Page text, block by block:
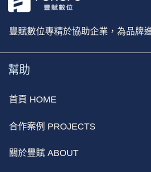
豐賦數位專精於協助企業，為品牌
幫助
首頁 HOME
合作案例 PROJECTS
關於豐賦 ABOUT